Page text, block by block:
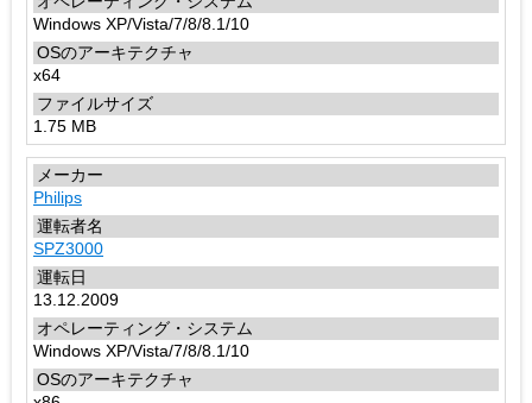
Windows XP/Vista/7/8/8.1/10
x64
1.75 MB
Philips
SPZ3000
13.12.2009
Windows XP/Vista/7/8/8.1/10